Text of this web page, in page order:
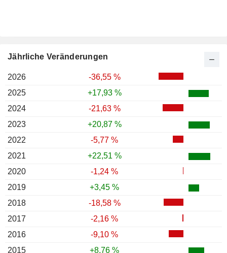
Jährliche Veränderungen
2026
-36,55 %
2025
+17,93 %
2024
-21,63 %
2023
+20,87 %
2022
-5,77 %
2021
+22,51 %
2020
-1,24 %
2019
+3,45 %
2018
-18,58 %
2017
-2,16 %
2016
-9,10 %
2015
+8,76 %